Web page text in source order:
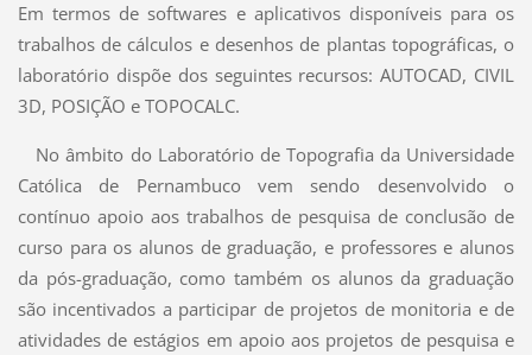
Em termos de softwares e aplicativos disponíveis para os
trabalhos de cálculos e desenhos de plantas topográficas, o
laboratório dispõe dos seguintes recursos: AUTOCAD, CIVIL
3D, POSIÇÃO e TOPOCALC.
No âmbito do Laboratório de Topografia da Universidade
Católica de Pernambuco vem sendo desenvolvido o
contínuo apoio aos trabalhos de pesquisa de conclusão de
curso para os alunos de graduação, e professores e alunos
da pós-graduação, como também os alunos da graduação
são incentivados a participar de projetos de monitoria e de
atividades de estágios em apoio aos projetos de pesquisa e